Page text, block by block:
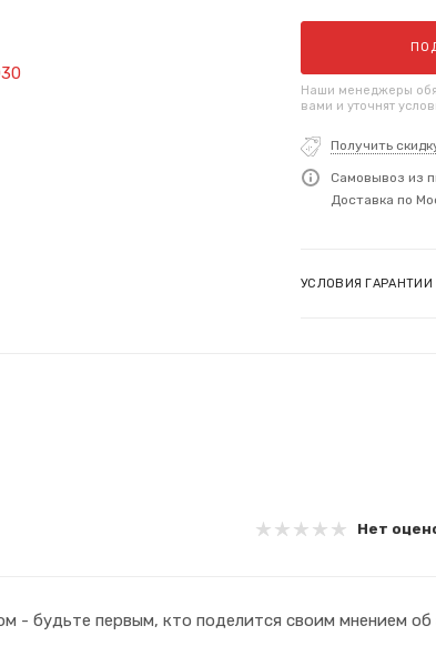
Наши менеджеры
вами и уточнят
Получить
Самовывоз из
Доставка по
УСЛОВИЯ ГАРАНТИИ
Нет
- будьте первым, кто поделится своим мнением об